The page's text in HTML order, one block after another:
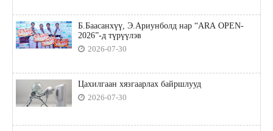
Б.Баасанхүү, Э.Ариунболд нар “ARA OPEN-
2026”-д түрүүлэв
2026-07-30
Цахилгаан хязгаарлах байршлууд
2026-07-30